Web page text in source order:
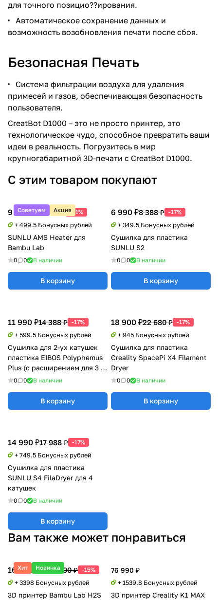
для точного позицио??ирования.
Автоматическое сохранение данных и
возможность возобновления печати после сбоя.
Безопасная Печать
Система фильтрации воздуха для удаления
примесей и газов, обеспечивающая безопасность
пользователя.
CreatBot D1000 – это не просто принтер, это
технологическое чудо, способное превратить ваши
идеи в реальность. Погрузитесь в мир
крупногабаритной 3D-печати с CreatBot D1000.
С этим товаром покупают
Советуем Акция
9 990 ₽20 388 ₽ -51%
+ 499.5 Бонусных рублей
SUNLU AMS Heater для
Bambu Lab
0 0 В наличии
В корзину
6 990 ₽8 388 ₽ -17%
+ 349.5 Бонусных рублей
Сушилка для пластика
SUNLU S2
0 0 В наличии
В корзину
11 990 ₽14 388 ₽ -17%
+ 599.5 Бонусных рублей
Сушилка для 2-ух катушек
пластика EIBOS Polyphemus
Plus (с расширением для 3 кг
катушки)
0 0 В наличии
В корзину
18 900 ₽22 680 ₽ -17%
+ 945 Бонусных рублей
Сушилка для пластика
Creality SpacePi X4 Filament
Dryer
0 0 В наличии
В корзину
14 990 ₽17 988 ₽ -17%
+ 749.5 Бонусных рублей
Сушилка для пластика
SUNLU S4 FilaDryer для 4
катушек
0 0 В наличии
В корзину
Вам также может понравиться
Хит Новинка
169 900 ₽199 500 ₽ -15%
+ 3398 Бонусных рублей
3D принтер Bambu Lab H2S
76 990 ₽
+ 1539.8 Бонусных рублей
3D принтер Creality K1 MAX